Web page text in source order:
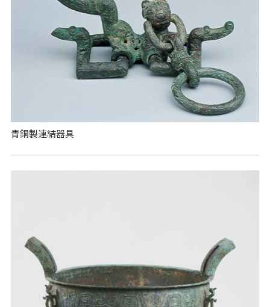
青銅製連結器具